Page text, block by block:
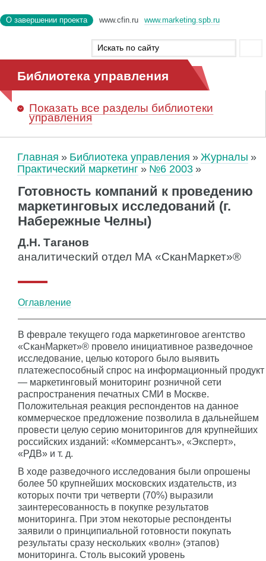
О завершении проекта www.cfin.ru www.marketing.spb.ru
Библиотека управления
Показать все разделы библиотеки
управления
Главная Библиотека управления
Журналы
Практический маркетинг
№6 2003
Готовность компаний к проведению
маркетинговых исследований (г.
Набережные Челны)
Д.Н. Таганов
аналитический отдел МА «СканМаркет»®
Оглавление
В феврале текущего года маркетинговое агентство
«СканМаркет»® провело инициативное разведочное
исследование, целью которого было выявить
платежеспособный спрос на информационный продукт
— маркетинговый мониторинг розничной сети
распространения печатных СМИ в Москве.
Положительная реакция респондентов на данное
коммерческое предложение позволила в дальнейшем
провести целую серию мониторингов для крупнейших
российских изданий: «Коммерсантъ», «Эксперт»,
«РДВ» и т. д.
В ходе разведочного исследования были опрошены
более 50 крупнейших московских издательств, из
которых почти три четверти (70%) выразили
заинтересованность в покупке результатов
мониторинга. При этом некоторые респонденты
заявили о принципиальной готовности покупать
результаты сразу нескольких «волн» (этапов)
мониторинга. Столь высокий уровень